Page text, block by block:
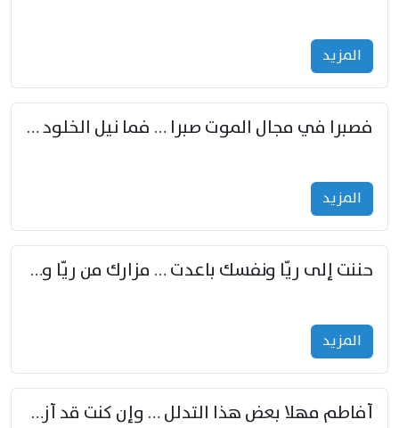
المزید
فصبرا في مجال الموت صبرا … فما نيل الخلود بمستطاع
المزید
حننت إلى ريّا ونفسك باعدت … مزارك من ريّا وشعباكما معا
المزید
أفاطم مهلا بعض هذا التدلل … وإن كنت قد أزمعت صرمي فأجملي